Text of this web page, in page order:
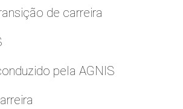
de carreira
pela AGNIS